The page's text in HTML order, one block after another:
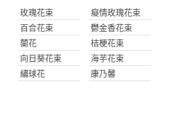
玫瑰花束
癡情玫瑰花束
百合花束
鬱金香花束
蘭花
桔梗花束
向日葵花束
海芋花束
繡球花
康乃馨